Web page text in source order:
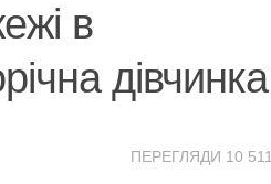
в
дівчинка
ПЕРЕГЛЯДИ 10 511